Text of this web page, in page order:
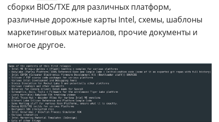
сборки BIOS/TXE для различных платформ,
различные дорожные карты Intel, схемы, шаблоны
маркетинговых материалов, прочие документы и
многое другое.